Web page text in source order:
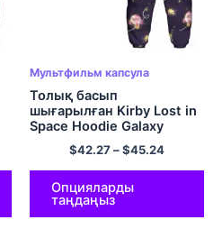
Мультфильм капсула
Толық басып
шығарылған Kirby Lost in
Space Hoodie Galaxy
Hoodie балаларға
арналған комфорт
капюди жиынтықтары
$42.27–$45.24
Опцияларды
таңдаңыз